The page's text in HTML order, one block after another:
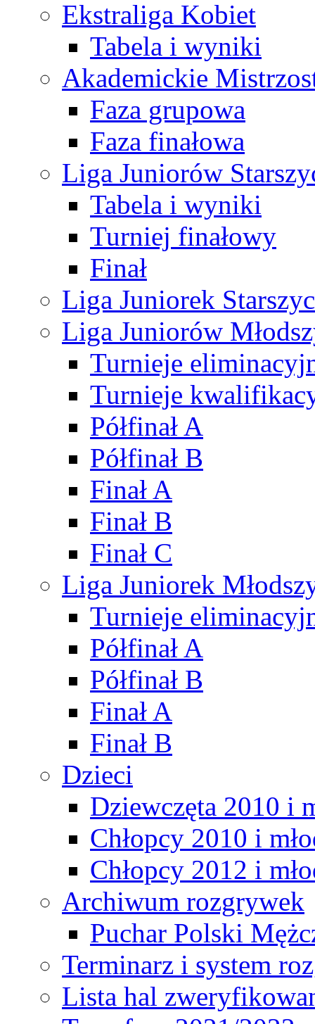
Ekstraliga Kobiet
Tabela i wyniki
Akademickie
Faza grupowa
Faza finałowa
Liga Juniorów
Tabela i wyniki
Turniej finałowy
Finał
Liga Juniorek
Liga Juniorów
Turnieje
Turnieje
Półfinał A
Półfinał B
Finał A
Finał B
Finał C
Liga Juniorek
Turnieje
Półfinał A
Półfinał B
Finał A
Finał B
Dzieci
Dziewczęta 2010 i
Chłopcy 2010 i
Chłopcy 2012 i
Archiwum rozgrywek
Puchar Polski
Terminarz i system
Lista hal